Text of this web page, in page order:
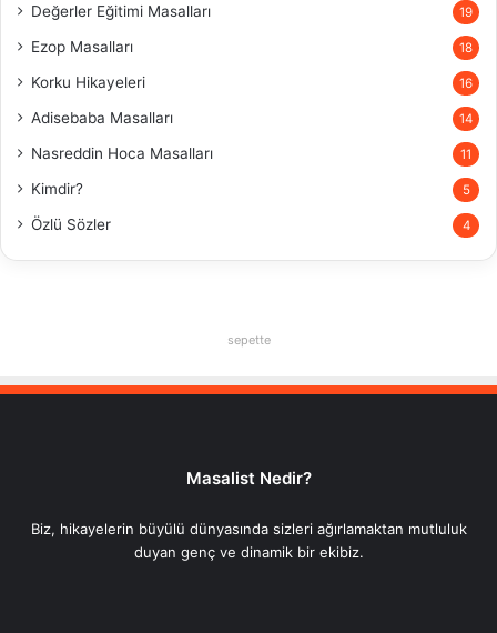
Değerler Eğitimi Masalları 19
Ezop Masalları 18
Korku Hikayeleri 16
Adisebaba Masalları 14
Nasreddin Hoca Masalları 11
Kimdir? 5
Özlü Sözler 4
sepette
Masalist Nedir?
Biz, hikayelerin büyülü dünyasında sizleri ağırlamaktan mutluluk
duyan genç ve dinamik bir ekibiz.